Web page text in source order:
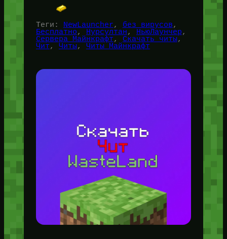
Теги: NewLauncher, без вирусов
Бесплатно, Нурсултан, НьюЛаунчер
Сервера Майнкрафт, Скачать читы
Чит, Читы, Читы Майнкрафт